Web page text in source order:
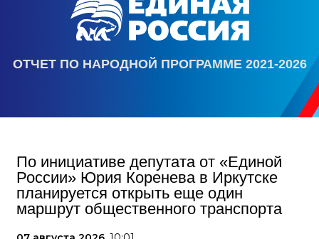
ОТЧЕТ ПО НАРОДНОЙ ПРОГРАММЕ 2021-2026
По инициативе депутата от «Единой
России» Юрия Коренева в Иркутске
планируется открыть еще один
маршрут общественного транспорта